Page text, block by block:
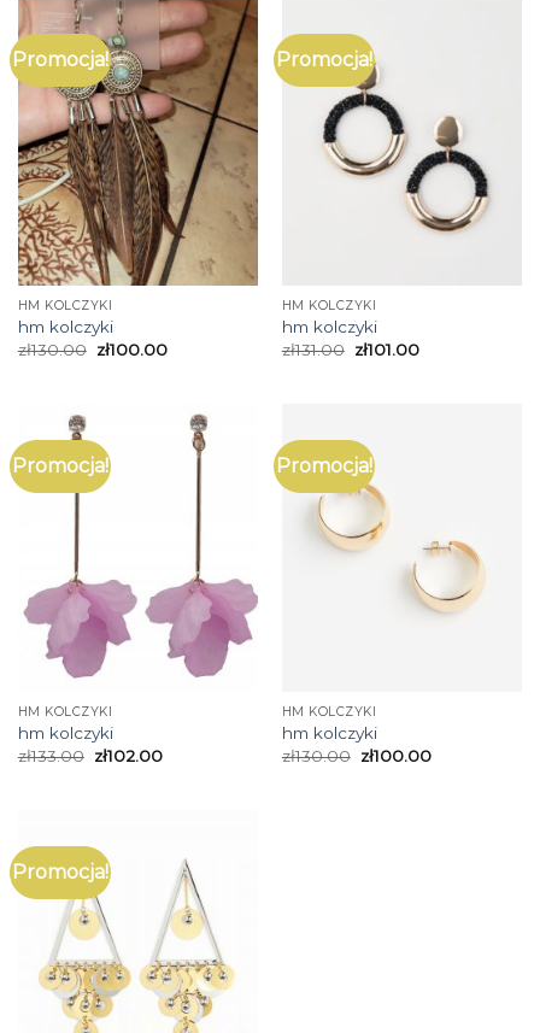
Promocja!
HM KOLCZYKI
hm kolczyki
zł130.00 zł100.00
Promocja!
HM KOLCZYKI
hm kolczyki
zł131.00 zł101.00
Promocja!
HM KOLCZYKI
hm kolczyki
zł133.00 zł102.00
Promocja!
HM KOLCZYKI
hm kolczyki
zł130.00 zł100.00
Promocja!